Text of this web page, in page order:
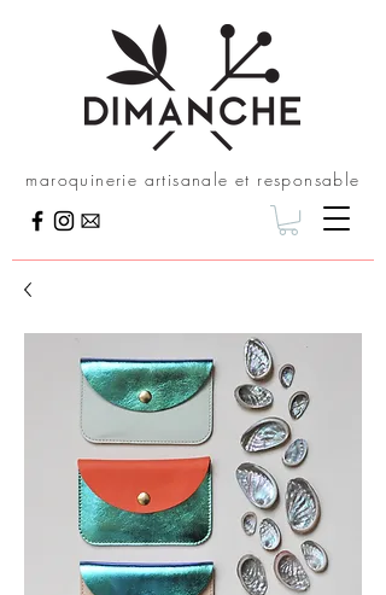
maroquinerie artisanale et responsable